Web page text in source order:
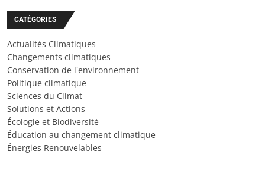
CATÉGORIES
Actualités Climatiques
Changements climatiques
Conservation de l'environnement
Politique climatique
Sciences du Climat
Solutions et Actions
Écologie et Biodiversité
Éducation au changement climatique
Énergies Renouvelables